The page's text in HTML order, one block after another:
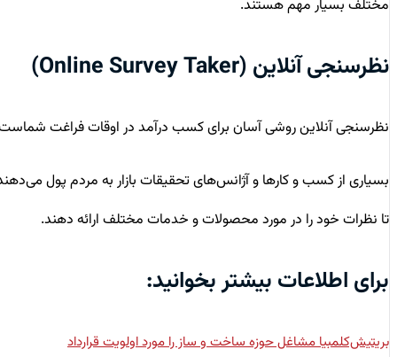
مختلف بسیار مهم هستند.
نظرسنجی آنلاین (Online Survey Taker)
نظرسنجی آنلاین روشی آسان برای کسب درآمد در اوقات فراغت شماست.
بسیاری از کسب و کارها و آژانس‌های تحقیقات بازار به مردم پول می‌دهند
تا نظرات خود را در مورد محصولات و خدمات مختلف ارائه دهند.
برای اطلاعات بیشتر بخوانید:
بریتیش‌کلمبیا مشاغل حوزه ساخت و ساز را مورد اولویت قرارداد